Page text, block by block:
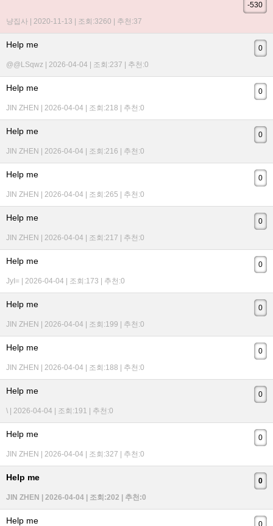
-530
냥집사 | 2020-11-13 | 조회:3260 | 추천:37
Help me
0
@@LSqwz | 2026-04-04 | 조회:237 | 추천:0
Help me
0
JIN ZHEN | 2026-04-04 | 조회:218 | 추천:0
Help me
0
JIN ZHEN | 2026-04-04 | 조회:216 | 추천:0
Help me
0
JIN ZHEN | 2026-04-04 | 조회:265 | 추천:0
Help me
0
JIN ZHEN | 2026-04-04 | 조회:217 | 추천:0
Help me
0
JyI= | 2026-04-04 | 조회:173 | 추천:0
Help me
0
JIN ZHEN | 2026-04-04 | 조회:199 | 추천:0
Help me
0
JIN ZHEN | 2026-04-04 | 조회:188 | 추천:0
Help me
0
\ | 2026-04-04 | 조회:191 | 추천:0
Help me
0
JIN ZHEN | 2026-04-04 | 조회:327 | 추천:0
Help me
0
JIN ZHEN | 2026-04-04 | 조회:202 | 추천:0
Help me 0